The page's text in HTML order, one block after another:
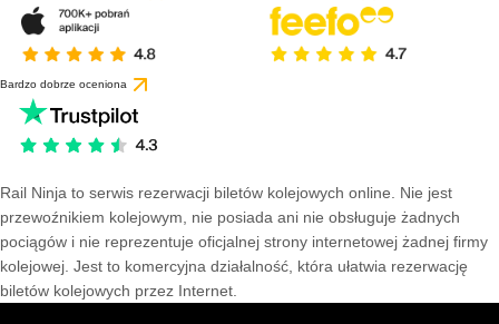
Bardzo dobrze oceniona
Rail Ninja to serwis rezerwacji biletów kolejowych online. Nie jest
przewoźnikiem kolejowym, nie posiada ani nie obsługuje żadnych
pociągów i nie reprezentuje oficjalnej strony internetowej żadnej firmy
kolejowej. Jest to komercyjna działalność, która ułatwia rezerwację
biletów kolejowych przez Internet.